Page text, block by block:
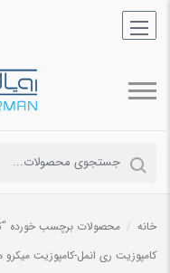
خانه /
کامپوزیت ری انمل-کامپوزیت میکرو